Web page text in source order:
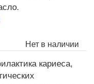
Нет в наличии